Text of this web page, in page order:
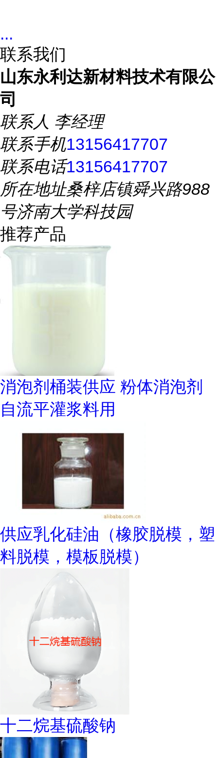
...
联系我们
山东永利达新材料技术有限公
司
联系人 李经理
联系手机13156417707
联系电话13156417707
所在地址桑梓店镇舜兴路988
号济南大学科技园
推荐产品
消泡剂桶装供应 粉体消泡剂
自流平灌浆料用
供应乳化硅油（橡胶脱模，塑
料脱模，模板脱模）
十二烷基硫酸钠